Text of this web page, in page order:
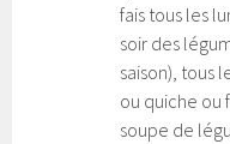
fais tous les
soir des
saison), tous
ou quiche ou
soupe de